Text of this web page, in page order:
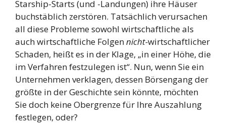
Starship-Starts (und -Landungen) ihre Häuser
buchstäblich zerstören. Tatsächlich verursachen
all diese Probleme sowohl wirtschaftliche als
auch wirtschaftliche Folgennicht-wirtschaftlicher
Schaden, heißt es in der Klage, „in einer Höhe, die
im Verfahren festzulegen ist“. Nun, wenn Sie ein
Unternehmen verklagen, dessen Börsengang der
größte in der Geschichte sein könnte, möchten
Sie doch keine Obergrenze für Ihre Auszahlung
festlegen, oder?